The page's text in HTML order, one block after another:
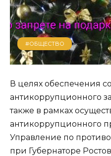
#ОБЩЕСТВО
В целях обеспечения
антикоррупционного
также в рамках
антикоррупционного
Управление по
при Губернаторе